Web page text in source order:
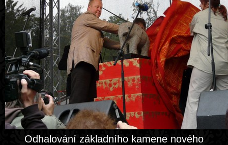
Odhalování základního kamene nového